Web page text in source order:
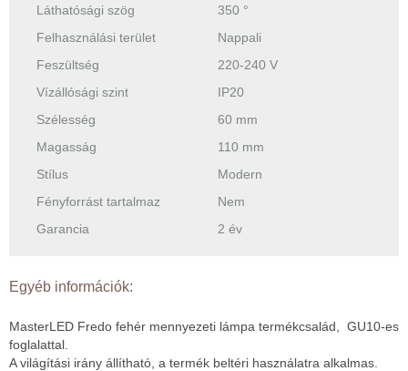
Láthatósági szög
350 °
Felhasználási terület
Nappali
Feszültség
220-240 V
Vízállósági szint
IP20
Szélesség
60 mm
Magasság
110 mm
Stílus
Modern
Fényforrást tartalmaz
Nem
Garancia
2 év
Egyéb információk:
MasterLED Fredo fehér mennyezeti lámpa termékcsalád, GU10-es
foglalattal.
A világítási irány állítható, a termék beltéri használatra alkalmas.